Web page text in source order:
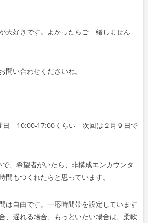
大好きです。よかったらご一緒しません
問い合わせくださいね。
日 10:00-17:00くらい 次回は２月９日で
、希望者がいたら、非構成エンカウンタ
間もつくれたらと思っています。
は自由です。一応時間帯を設定しています
、遅れる場合、もっといたい場合は、柔軟